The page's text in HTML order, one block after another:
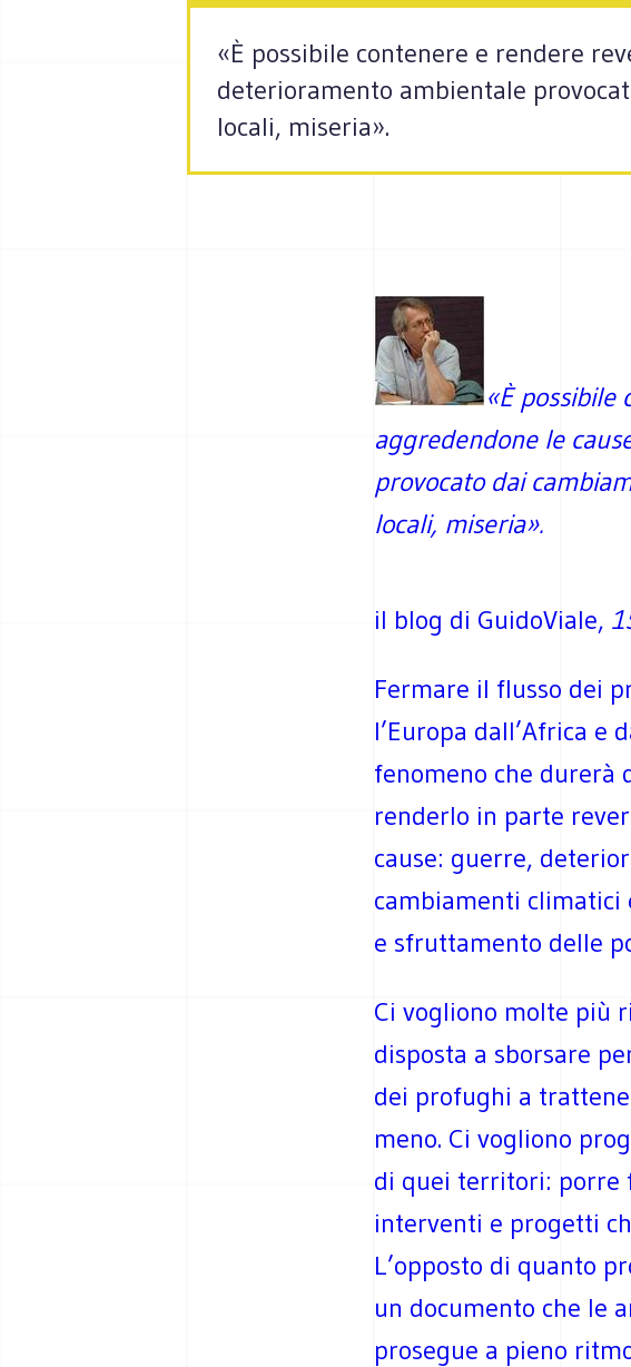
«È possibile contenere e rendere
deterioramento ambientale
locali, miseria».
«È possibile
aggredendone le
provocato dai
locali, miseria».
il blog di GuidoViale,
Fermare il flusso dei
l’Europa dall’Africa e
fenomeno che durerà
renderlo in parte
cause: guerre,
cambiamenti climatici
e sfruttamento delle
Ci vogliono molte più
disposta a sborsare
dei profughi a
meno. Ci vogliono
di quei territori: porre
interventi e progetti
L’opposto di quanto
un documento che le
prosegue a pieno